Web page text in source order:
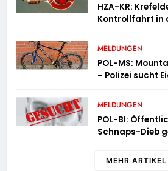
HZA-KR:
Kontrollfahrt in
MELDUNGEN
POL-MS:
– Polizei sucht
MELDUNGEN
POL-BI:
Schnaps-Dieb
MEHR ARTIKEL